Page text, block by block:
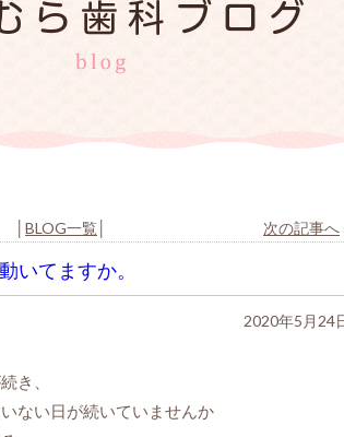
BLOG一覧 次の記事へ
いてますか。
2020年5月24
き、
ない日が続いていませんか